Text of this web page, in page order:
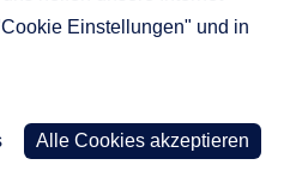
Einstellungen" und in
Alle Cookies akzeptieren